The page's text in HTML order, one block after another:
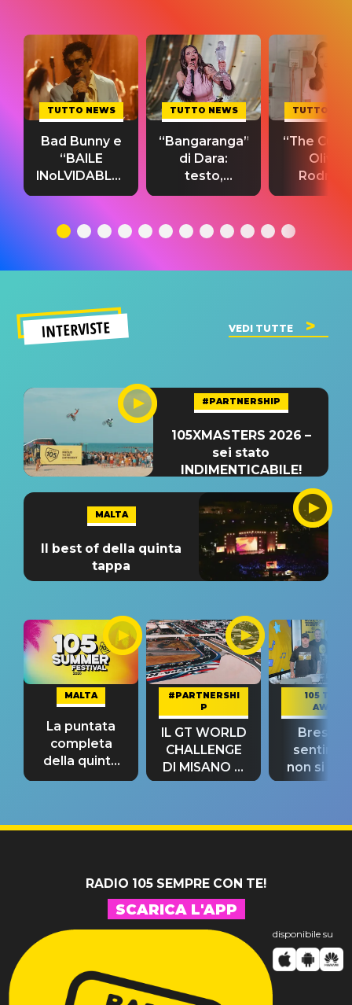
TUTTO NEWS
Bad Bunny e
“BAILE
INoLVIDABLE”:
testo,
significato
TUTTO NEWS
“Bangaranga”
di Dara:
testo,
traduzione e
del singolo
TUTTO
“The
Olivia
testo,
INTERVISTE VEDI TUTTE
#PARTNERSHIP
105XMASTERS 2026 –
sei stato
INDIMENTICABILE!
MALTA
Il best of della quinta
tappa
MALTA
La puntata
completa
della quinta
tappa
#PARTNERSHI
P
IL GT WORLD
CHALLENGE
DI MISANO si
riconferma
105 TAKE
AWAY
Bresh:
non si
fino alla
RADIO 105 SEMPRE CON TE!
SCARICA L'APP
disponibile su